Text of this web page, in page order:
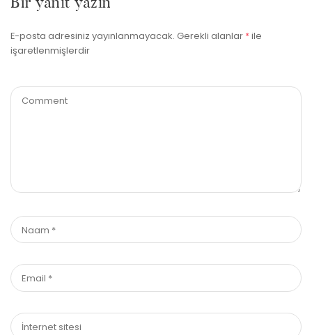
E-posta adresiniz yayınlanmayacak. Gerekli alanlar *ile
işaretlenmişlerdir